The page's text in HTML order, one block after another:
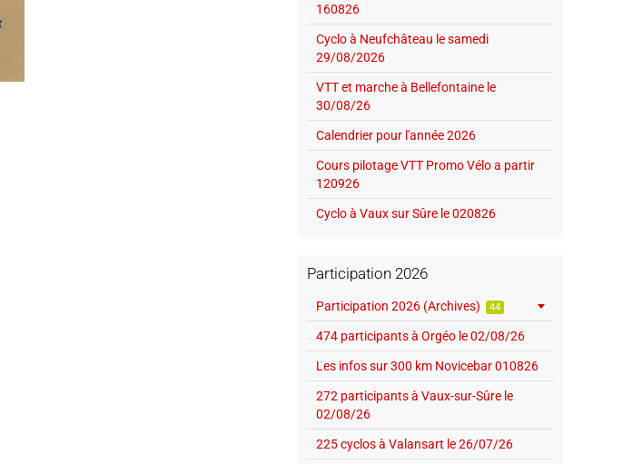
160826
Cyclo à Neufchâteau le samedi
29/08/2026
VTT et marche à Bellefontaine le
30/08/26
Calendrier pour l'année 2026
Cours pilotage VTT Promo Vélo a partir
120926
Cyclo à Vaux sur Sûre le 020826
Participation 2026
Participation 2026 (Archives) 44
474 participants à Orgéo le 02/08/26
Les infos sur 300 km Novicebar 010826
272 participants à Vaux-sur-Sûre le
02/08/26
225 cyclos à Valansart le 26/07/26